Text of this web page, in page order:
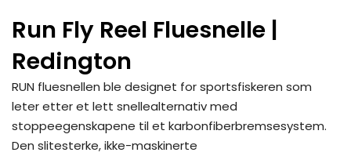
Run Fly Reel Fluesnelle |
Redington
RUN fluesnellen ble designet for sportsfiskeren som
leter etter et lett snellealternativ med
stoppeegenskapene til et karbonfiberbremsesystem.
Den slitesterke, ikke-maskinerte